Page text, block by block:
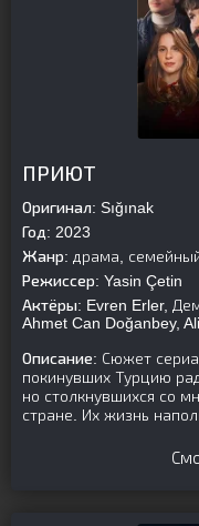
ПРИЮТ
Оригинал: Sığınak
Год: 2023
Жанр: драма,
Режиссер: Yasin Çetin
Актёры: Evren Erler,
Ahmet Can Doğanbey,
Описание: Сюжет
покинувших Турцию
но столкнувшихся со
стране. Их жизнь